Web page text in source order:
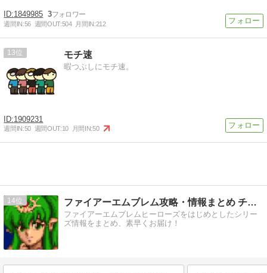
1849985 3
週間IN:56 週間OUT:504 月間IN:212
13 モチ速
暇つぶしにモチ速。
1909231
週間IN:50 週間OUT:10 月間IN:50
14 ファイアーエムブレム攻略・情報まとめ チキ速
ファイアーエムブレムヒーローズをはじめとしたシリー
ズ情報をまとめ、素早くお届け！